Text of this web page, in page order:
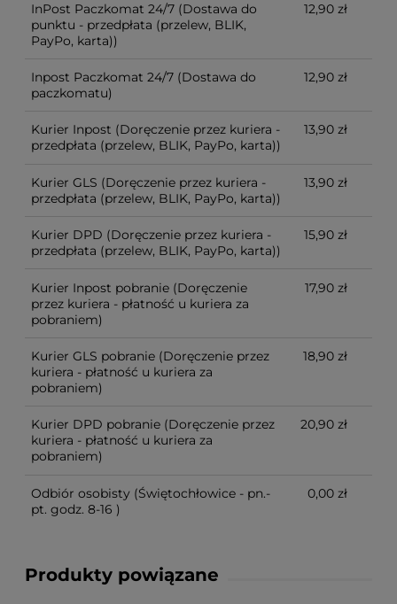
InPost Paczkomat 24/7 (Dostawa do
punktu - przedpłata (przelew, BLIK,
PayPo, karta))
12,90 zł
Inpost Paczkomat 24/7 (Dostawa do
paczkomatu)
12,90 zł
Kurier Inpost (Doręczenie przez kuriera -
przedpłata (przelew, BLIK, PayPo, karta))
13,90 zł
Kurier GLS (Doręczenie przez kuriera -
przedpłata (przelew, BLIK, PayPo, karta))
13,90 zł
Kurier DPD (Doręczenie przez kuriera -
przedpłata (przelew, BLIK, PayPo, karta))
15,90 zł
Kurier Inpost pobranie (Doręczenie
przez kuriera - płatność u kuriera za
pobraniem)
17,90 zł
Kurier GLS pobranie (Doręczenie przez
kuriera - płatność u kuriera za
pobraniem)
18,90 zł
Kurier DPD pobranie (Doręczenie przez
kuriera - płatność u kuriera za
pobraniem)
20,90 zł
Odbiór osobisty (Świętochłowice - pn.-
pt. godz. 8-16 )
0,00 zł
Produkty powiązane